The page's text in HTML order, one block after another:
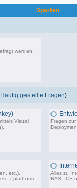
Sparten
werden.
gestellte Fragen)
Visual
Fragen
etc.),
/ plattform-
Alles zu
RAS, ICS